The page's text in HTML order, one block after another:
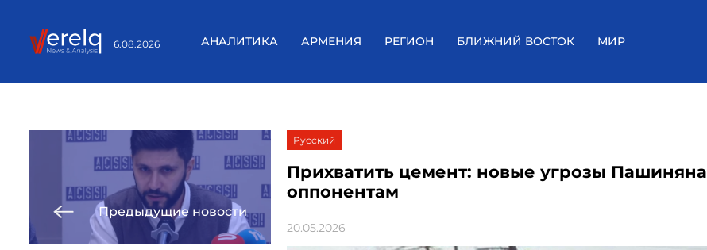
6.08.2026 АНАЛИТИКА АРМЕНИЯ РЕГИОН БЛИЖНИЙ ВОСТОК МИР
Предыдущие новости
Русский
Прихватить цемент: новые угрозы Пашиняна
оппонентам
20.05.2026